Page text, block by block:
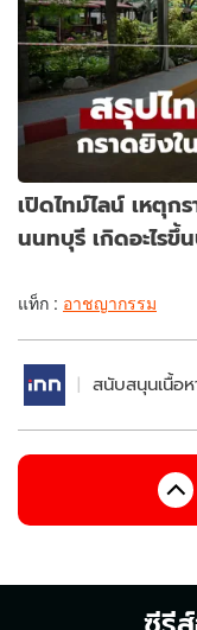
เปิดไทม์ไลน์ เหตุก
นนทบุรี เกิดอะไรขึ้
แท็ก : อาชญากรรม
สนับสนุนเนื้อห